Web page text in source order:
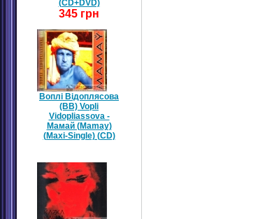
(CD+DVD)
345 грн
Воплі Відоплясова
(ВВ) Vopli
Vidopliassova -
Мамай (Mamay)
(Maxi-Single) (CD)